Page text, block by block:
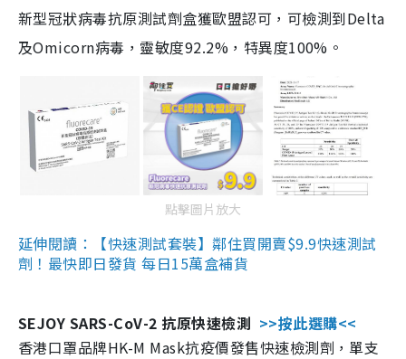
新型冠狀病毒抗原測試劑盒獲歐盟認可，可檢測到Delta
及Omicorn病毒，靈敏度92.2%，特異度100%。
點擊圖片放大
延伸閱讀：【快速測試套裝】鄰住買開賣$9.9快速測試
劑！最快即日發貨 每日15萬盒補貨
SEJOY SARS-CoV-2 抗原快速檢測 >>按此選購<<
香港口罩品牌HK-M Mask抗疫價發售快速檢測劑，單支